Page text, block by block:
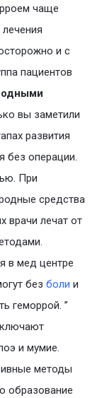
чаще
и с
пациентов
вы заметили
развития
без операции.
При
средства
врачи лечат от
в мед центре
без боли и
геморрой. ”
и мумие.
методы
образование